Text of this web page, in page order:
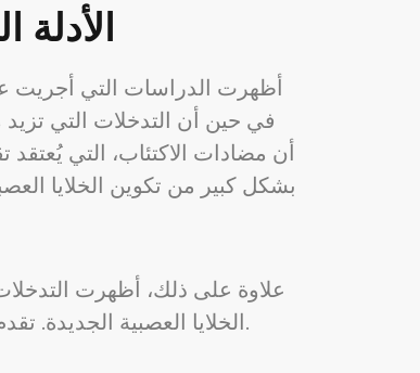
الأدلة
أظهرت الدراسات التي أجريت على
في حين أن التدخلات التي
بشكل كبير من تكوين الخلايا
علاوة على ذلك، أظهرت
الخلايا العصبية الجديدة. تقدم هذه النتائج حجة مقنعة لدمج استراتيجيات لتعزيز تكوين الخلايا العصبية في خطط العلاج التقليدية للاكتئاب.